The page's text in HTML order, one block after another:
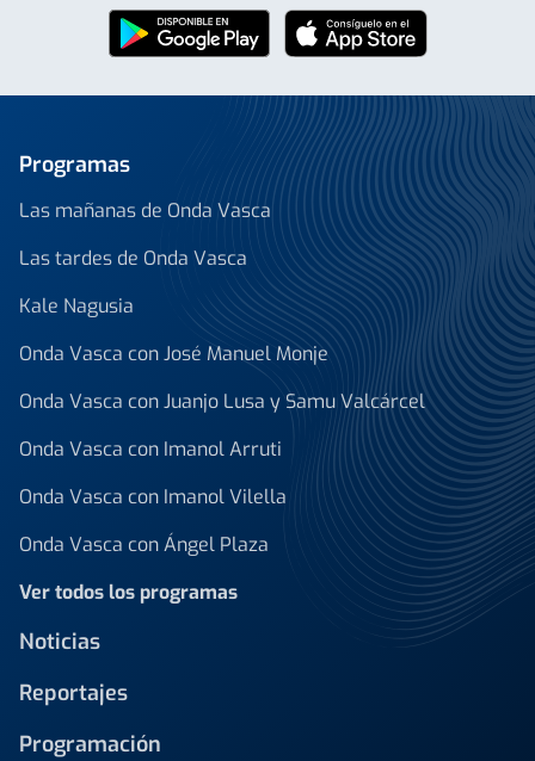
Programas
Las mañanas de Onda Vasca
Las tardes de Onda Vasca
Kale Nagusia
Onda Vasca con José Manuel Monje
Onda Vasca con Juanjo Lusa y Samu Valcárcel
Onda Vasca con Imanol Arruti
Onda Vasca con Imanol Vilella
Onda Vasca con Ángel Plaza
Ver todos los programas
Noticias
Reportajes
Programación